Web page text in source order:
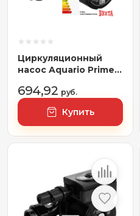
Циркуляционный
насос Aquario Prime-
694,92 руб.
Купить